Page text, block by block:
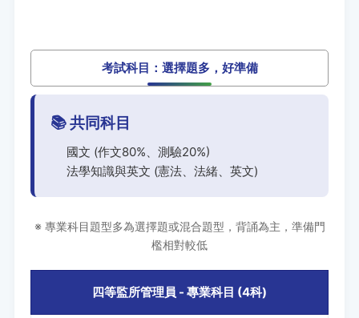
考試科目：選擇題多，好準備
📚 共同科目
國文 (作文80%、測驗20%)
法學知識與英文 (憲法、法緒、英文)
※ 專業科目題型多為選擇題或混合題型，背誦為主，準備門
檻相對較低
四等監所管理員 - 專業科目 (4科)